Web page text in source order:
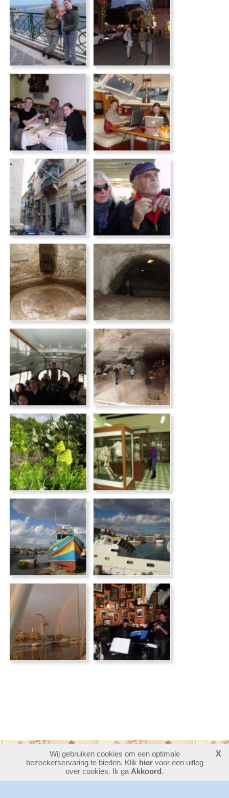
30385037bezoekers - 12 online
login
Wij gebruiken cookies om een optimale
bezoekerservaring te bieden. Klik hiervoor een uitleg
over cookies. Ik ga Akkoord.
X